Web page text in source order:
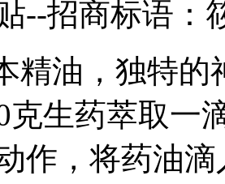
--招商标语：
精油，独特的
克生药萃取一
作，将药油